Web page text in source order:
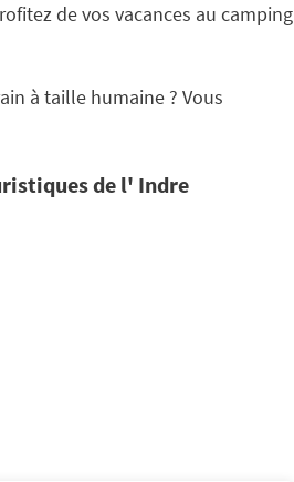
de vos vacances au camping
à taille humaine ? Vous
de l' Indre